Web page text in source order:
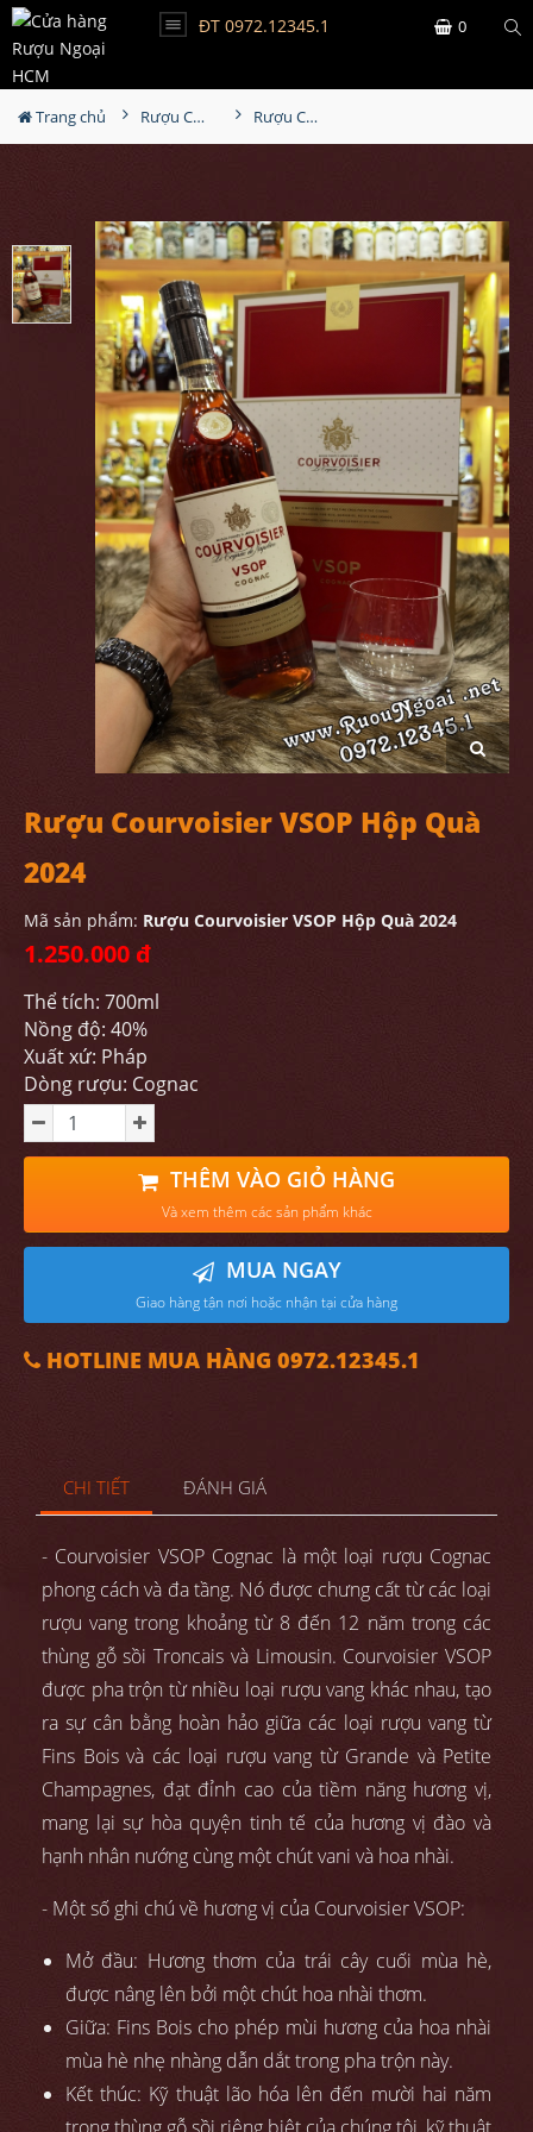
ĐT 0972.12345.1 0
Trang chủ Rượu Cognac Rượu Courvoisier VSOP Hộp Quà 2024
Rượu Courvoisier VSOP Hộp Quà
2024
Mã sản phẩm: Rượu Courvoisier VSOP Hộp Quà 2024
1.250.000 đ
Thể tích: 700ml
Nồng độ: 40%
Xuất xứ: Pháp
Dòng rượu: Cognac
THÊM VÀO GIỎ HÀNG
Và xem thêm các sản phẩm khác
MUA NGAY
Giao hàng tận nơi hoặc nhận tại cửa hàng
HOTLINE MUA HÀNG 0972.12345.1
CHI TIẾT ĐÁNH GIÁ
- Courvoisier VSOP Cognac là một loại rượu Cognac
phong cách và đa tầng. Nó được chưng cất từ các loại
rượu vang trong khoảng từ 8 đến 12 năm trong các
thùng gỗ sồi Troncais và Limousin. Courvoisier VSOP
được pha trộn từ nhiều loại rượu vang khác nhau, tạo
ra sự cân bằng hoàn hảo giữa các loại rượu vang từ
Fins Bois và các loại rượu vang từ Grande và Petite
Champagnes, đạt đỉnh cao của tiềm năng hương vị,
mang lại sự hòa quyện tinh tế của hương vị đào và
hạnh nhân nướng cùng một chút vani và hoa nhài.
- Một số ghi chú về hương vị của Courvoisier VSOP:
Mở đầu: Hương thơm của trái cây cuối mùa hè,
được nâng lên bởi một chút hoa nhài thơm.
Giữa: Fins Bois cho phép mùi hương của hoa nhài
mùa hè nhẹ nhàng dẫn dắt trong pha trộn này.
Kết thúc: Kỹ thuật lão hóa lên đến mười hai năm